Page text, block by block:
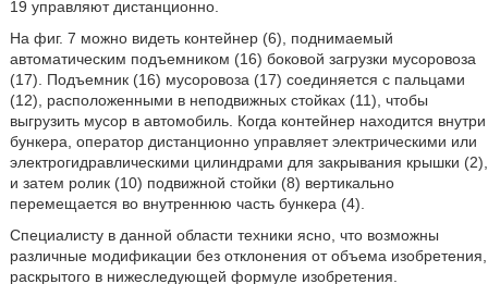
19 управляют дистанционно.
На фиг. 7 можно видеть контейнер (6), поднимаемый
автоматическим подъемником (16) боковой загрузки мусоровоза
(17). Подъемник (16) мусоровоза (17) соединяется с пальцами
(12), расположенными в неподвижных стойках (11), чтобы
выгрузить мусор в автомобиль. Когда контейнер находится внутри
бункера, оператор дистанционно управляет электрическими или
электрогидравлическими цилиндрами для закрывания крышки (2),
и затем ролик (10) подвижной стойки (8) вертикально
перемещается во внутреннюю часть бункера (4).
Специалисту в данной области техники ясно, что возможны
различные модификации без отклонения от объема изобретения,
раскрытого в нижеследующей формуле изобретения.